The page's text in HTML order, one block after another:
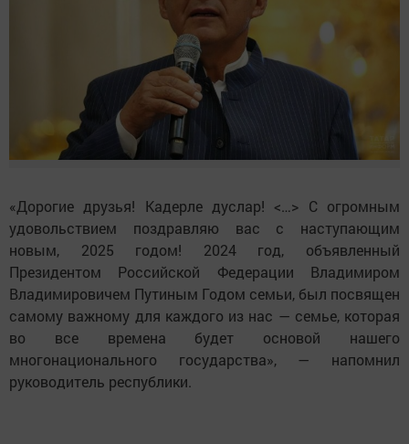
«Дорогие друзья! Кадерле дуслар! <…> С огромным
удовольствием поздравляю вас с наступающим
новым, 2025 годом! 2024 год, объявленный
Президентом Российской Федерации Владимиром
Владимировичем Путиным Годом семьи, был посвящен
самому важному для каждого из нас — семье, которая
во все времена будет основой нашего
многонационального государства», — напомнил
руководитель республики.